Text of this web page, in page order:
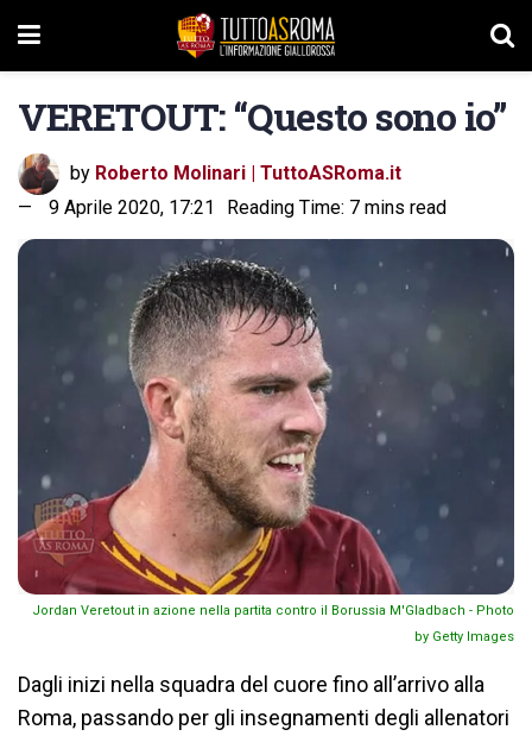
VERETOUT: “Questo sono io”
by Roberto Molinari | TuttoASRoma.it
9 Aprile 2020, 17:21
Reading Time: 7 mins read
Jordan Veretout in azione nella partita contro il Borussia M'Gladbach - Photo
by Getty Images
Dagli inizi nella squadra del cuore fino all’arrivo alla
Roma, passando per gli insegnamenti degli allenatori